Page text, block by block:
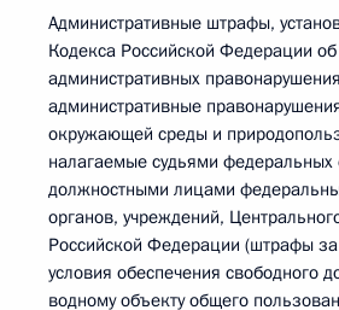
Административные штрафы,
Кодекса Российской Федерации об
административных
административные
окружающей среды и
налагаемые судьями федеральных
должностными лицами
органов, учреждений,
Российской Федерации (штрафы
условия обеспечения свободного
водному объекту общего